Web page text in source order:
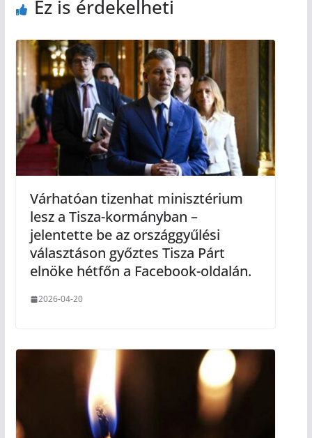
Ez is érdekelheti
Várhatóan tizenhat minisztérium
lesz a Tisza-kormányban –
jelentette be az országgyűlési
választáson győztes Tisza Párt
elnöke hétfőn a Facebook-oldalán.
2026-04-20